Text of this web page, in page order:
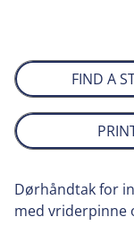
FIND A
Dørhåndtak for
med vriderpinne